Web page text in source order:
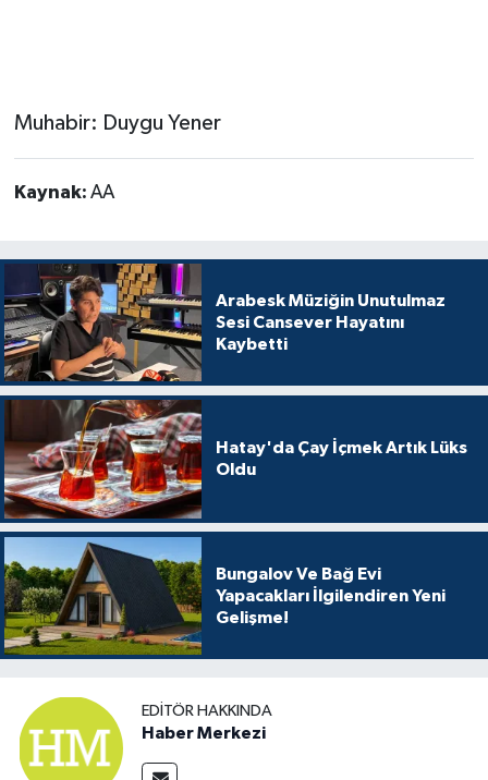
Muhabir: Duygu Yener
Kaynak: AA
Arabesk Müziğin Unutulmaz
Sesi Cansever Hayatını
Kaybetti
Hatay'da Çay İçmek Artık Lüks
Oldu
Bungalov Ve Bağ Evi
Yapacakları İlgilendiren Yeni
Gelişme!
EDITÖR HAKKINDA
Haber Merkezi